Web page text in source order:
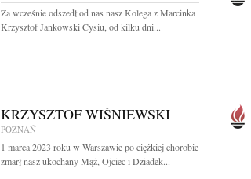
Za wcześnie odszedł od nas nasz Kolega z Marcinka
Krzysztof Jankowski Cysiu, od kilku dni...
KRZYSZTOF WIŚNIEWSKI
POZNAŃ
1 marca 2023 roku w Warszawie po ciężkiej chorobie
zmarł nasz ukochany Mąż, Ojciec i Dziadek...